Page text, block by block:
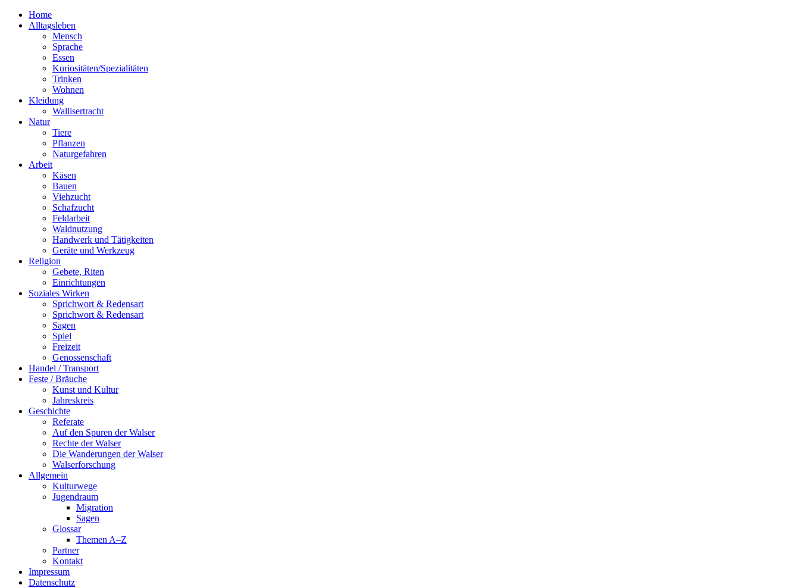
Home
Alltagsleben
Mensch
Sprache
Essen
Kuriositäten/Spezialitäten
Trinken
Wohnen
Kleidung
Wallisertracht
Natur
Tiere
Pflanzen
Naturgefahren
Arbeit
Käsen
Bauen
Viehzucht
Schafzucht
Feldarbeit
Waldnutzung
Handwerk und Tätigkeiten
Geräte und Werkzeug
Religion
Gebete, Riten
Einrichtungen
Soziales Wirken
Sprichwort & Redensart
Sprichwort & Redensart
Sagen
Spiel
Freizeit
Genossenschaft
Handel / Transport
Feste / Bräuche
Kunst und Kultur
Jahreskreis
Geschichte
Referate
Auf den Spuren der Walser
Rechte der Walser
Die Wanderungen der Walser
Walserforschung
Allgemein
Kulturwege
Jugendraum
Migration
Sagen
Glossar
Themen A–Z
Partner
Kontakt
Impressum
Datenschutz